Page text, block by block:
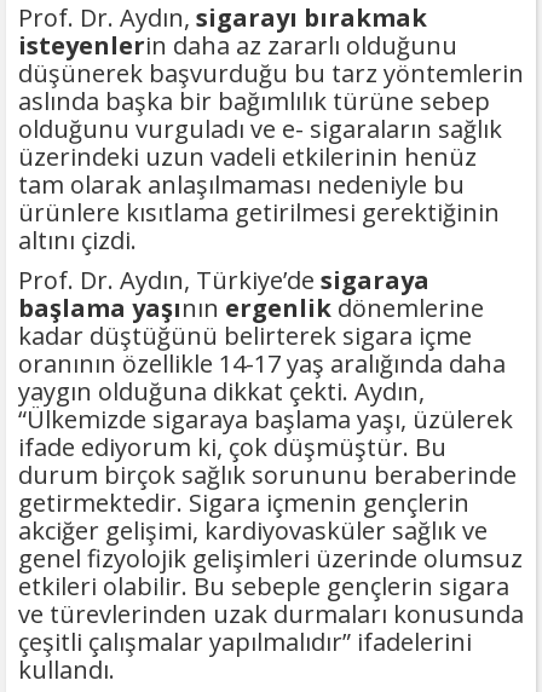
Prof. Dr. Aydın, sigarayı bırakmak
isteyenlerin daha az zararlı olduğunu
düşünerek başvurduğu bu tarz yöntemlerin
aslında başka bir bağımlılık türüne sebep
olduğunu vurguladı ve e- sigaraların sağlık
üzerindeki uzun vadeli etkilerinin henüz
tam olarak anlaşılmaması nedeniyle bu
ürünlere kısıtlama getirilmesi gerektiğinin
altını çizdi.
Prof. Dr. Aydın, Türkiye’de sigaraya
başlama yaşının ergenlik dönemlerine
kadar düştüğünü belirterek sigara içme
oranının özellikle 14-17 yaş aralığında daha
yaygın olduğuna dikkat çekti. Aydın,
“Ülkemizde sigaraya başlama yaşı, üzülerek
ifade ediyorum ki, çok düşmüştür. Bu
durum birçok sağlık sorununu beraberinde
getirmektedir. Sigara içmenin gençlerin
akciğer gelişimi, kardiyovasküler sağlık ve
genel fizyolojik gelişimleri üzerinde olumsuz
etkileri olabilir. Bu sebeple gençlerin sigara
ve türevlerinden uzak durmaları konusunda
çeşitli çalışmalar yapılmalıdır” ifadelerini
kullandı.